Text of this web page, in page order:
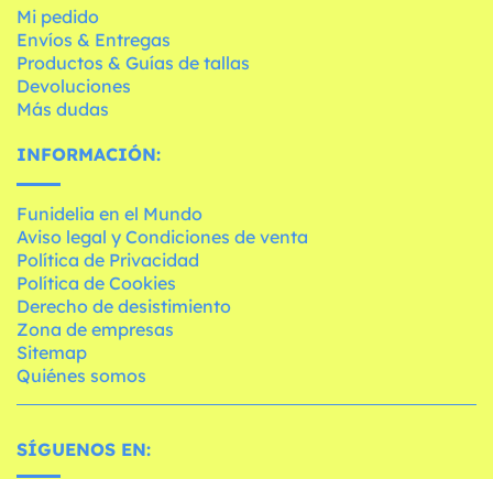
Mi pedido
Envíos & Entregas
Productos & Guías de tallas
Devoluciones
Más dudas
INFORMACIÓN:
Funidelia en el Mundo
Aviso legal y Condiciones de venta
Política de Privacidad
Política de Cookies
Derecho de desistimiento
Zona de empresas
Sitemap
Quiénes somos
SÍGUENOS EN: